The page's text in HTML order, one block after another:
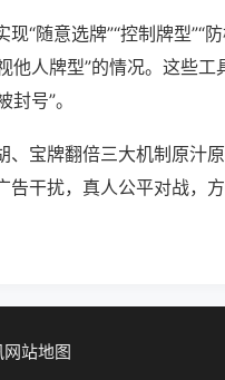
“随意选牌”“控制牌型”“防
他人牌型”的情况。这些工
号”。
宝牌翻倍三大机制原汁
干扰，真人公平对战，
网站地图